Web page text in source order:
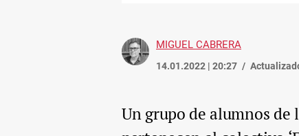
MIGUEL CABRERA
14.01.2022 | 20:27
Un grupo de alumnos